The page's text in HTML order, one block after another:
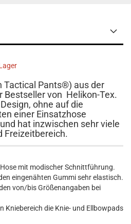
Tactical Pants®) aus der
Bestseller von Helikon-Tex.
ohne auf die
einer Einsatzhose
hat inzwischen sehr viele
Freizeitbereich.
mit modischer Schnittführung.
eingenähten Gummi sehr elastisch.
von/bis Größenangaben bei
Kniebereich die Knie- und Ellbowpads